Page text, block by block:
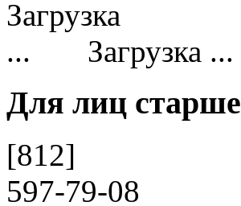
Загрузка ...
Для лиц старше
[812]
597-79-08